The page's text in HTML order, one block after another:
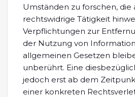
Umständen zu forschen, die
rechtswidrige Tätigkeit
Verpflichtungen zur
der Nutzung von
allgemeinen Gesetzen
unberührt. Eine
jedoch erst ab dem
einer konkreten